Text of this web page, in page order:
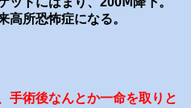
高所恐怖症になる。
手術後なんとか一命を取りと